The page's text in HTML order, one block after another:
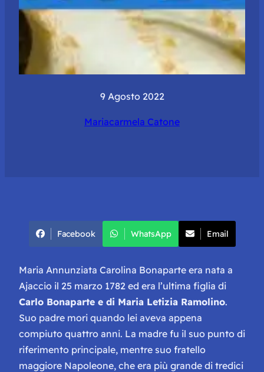
9 Agosto 2022
Mariacarmela Catone
Facebook WhatsApp Email
Maria Annunziata Carolina Bonaparte era nata a
Ajaccio il 25 marzo 1782 ed era l’ultima figlia di
Carlo Bonaparte e di Maria Letizia Ramolino.
Suo padre mori quando lei aveva appena
compiuto quattro anni. La madre fu il suo punto di
riferimento principale, mentre suo fratello
maggiore Napoleone, che era più grande di tredici